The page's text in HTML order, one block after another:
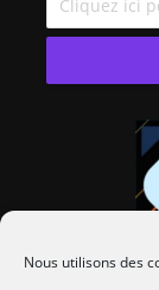
Nous utilisons des